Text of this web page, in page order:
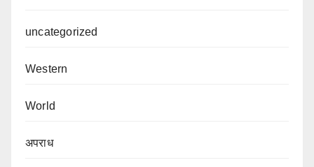
uncategorized
Western
World
अपराध